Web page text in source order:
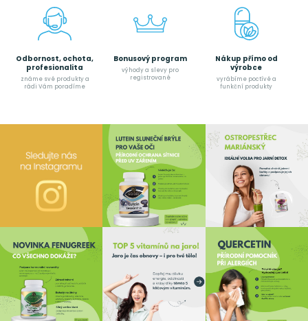
Odbornost, ochota,
profesionalita
známe své produkty a
rádi Vám poradíme
Bonusový program
výhody a slevy pro
registrované
Nákup přímo od
výrobce
vyrábíme poctívé a
funkční produkty